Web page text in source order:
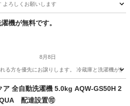
よろしくお願いします
季節、空調家電
機が無料です。
8月8日
る方を優先にお譲りします。 冷蔵庫と洗濯機が
ア 全自動洗濯機 5.0kg AQW-GS50H 2
配達設置🉑